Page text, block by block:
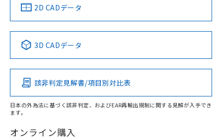
中国 RoHS 注意事項・凡例
Pb Hg Cd Cr(VI)
O
在庫等で未対応品が混在する可能性があります。
2D CADデータ
3D CADデータ
該非判定見解書/項目別対比表
日本の外為法に基づく該非判定、およびEAR再輸出規制に関する見解が入手でき
ます。
オンライン購入